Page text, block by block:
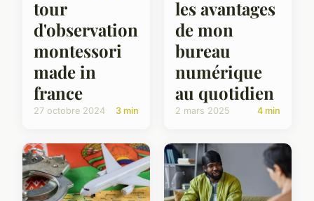
tour
d'observation
montessori
made in
france
27 octobre 2024 3 min
les avantages
de mon
bureau
numérique
au quotidien
2 mars 2025 4 min